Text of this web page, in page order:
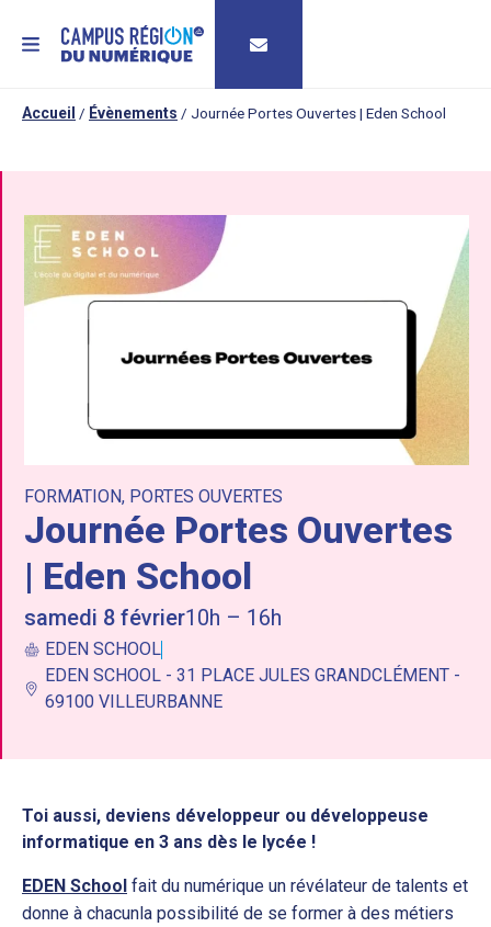
MENU
Accueil / Évènements / Journée Portes Ouvertes | Eden School
FORMATION, PORTES OUVERTES
Journée Portes Ouvertes
| Eden School
samedi 8 février10h – 16h
EDEN SCHOOL
EDEN SCHOOL - 31 PLACE JULES GRANDCLÉMENT -
69100 VILLEURBANNE
Toi aussi, deviens développeur ou développeuse
informatique en 3 ans dès le lycée !
EDEN School fait du numérique un révélateur de talents et
donne à chacunla possibilité de se former à des métiers